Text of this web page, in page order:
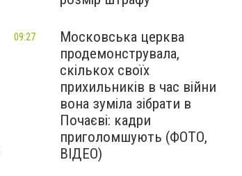
Московська церква
продемонструвала,
скількох своїх
прихильників в час війни
вона зуміла зібрати в
Почаєві: кадри
приголомшують (ФОТО,
ВІДЕО)
09:27